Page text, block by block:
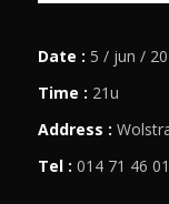
Date : 5 / jun /
Time : 21u
Address :
Tel : 014 71 46 01